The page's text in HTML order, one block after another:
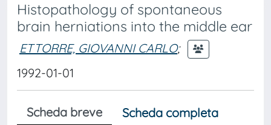
Histopathology of spontaneous
brain herniations into the middle ear
ETTORRE, GIOVANNI CARLO;
1992-01-01
Scheda breve
Scheda completa